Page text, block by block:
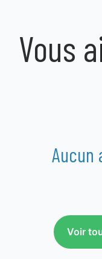
Vous
Aucun
Voir